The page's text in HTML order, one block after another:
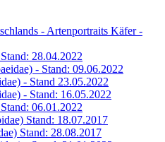
- Artenportraits Käfer -
28.04.2022
- Stand: 09.06.2022
- Stand 23.05.2022
- Stand: 16.05.2022
06.01.2022
Stand: 18.07.2017
Stand: 28.08.2017